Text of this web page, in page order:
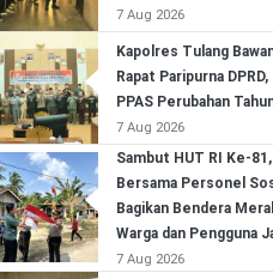
7 Aug 2026
Kapolres Tulang
Rapat Paripurna
PPAS Perubahan
7 Aug 2026
Sambut HUT RI Ke-
Bersama Personel
Bagikan Bendera
Warga dan Pengguna
7 Aug 2026